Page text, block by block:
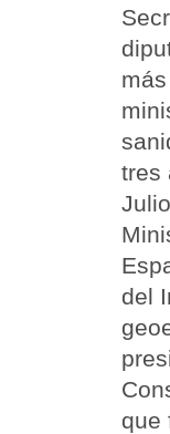
tres
del
que